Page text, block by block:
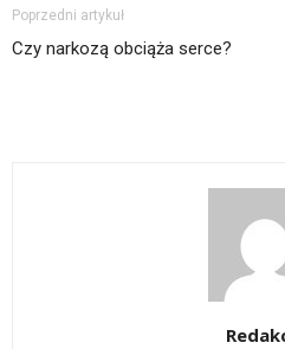
Poprzedni artykuł
Czy narkozą obciąża serce?